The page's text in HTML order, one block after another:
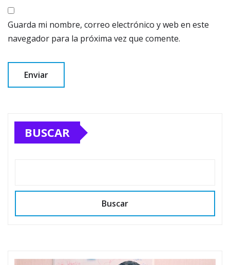
Guarda mi nombre, correo electrónico y web en este
navegador para la próxima vez que comente.
BUSCAR
Buscar